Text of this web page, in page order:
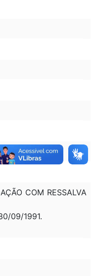
COM RESSALVA
09/1991.